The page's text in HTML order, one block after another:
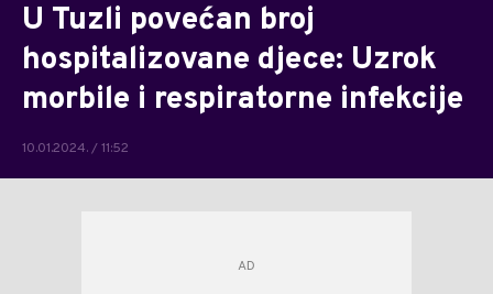
U Tuzli povećan broj
hospitalizovane djece: Uzrok
morbile i respiratorne infekcije
10.01.2024. / 11:52